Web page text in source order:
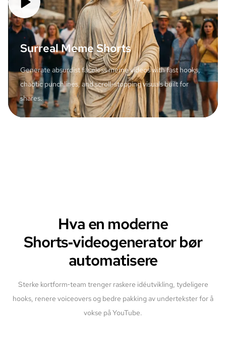
Surreal Meme Shorts
Generate absurdist faceless meme videos with fast hooks,
chaotic punchlines, and scroll-stopping visuals built for
shares.
Hva en moderne
Shorts‑videogenerator bør
automatisere
Sterke kortform‑team trenger raskere idéutvikling, tydeligere
hooks, renere voiceovers og bedre pakking av undertekster for å
vokse på YouTube.